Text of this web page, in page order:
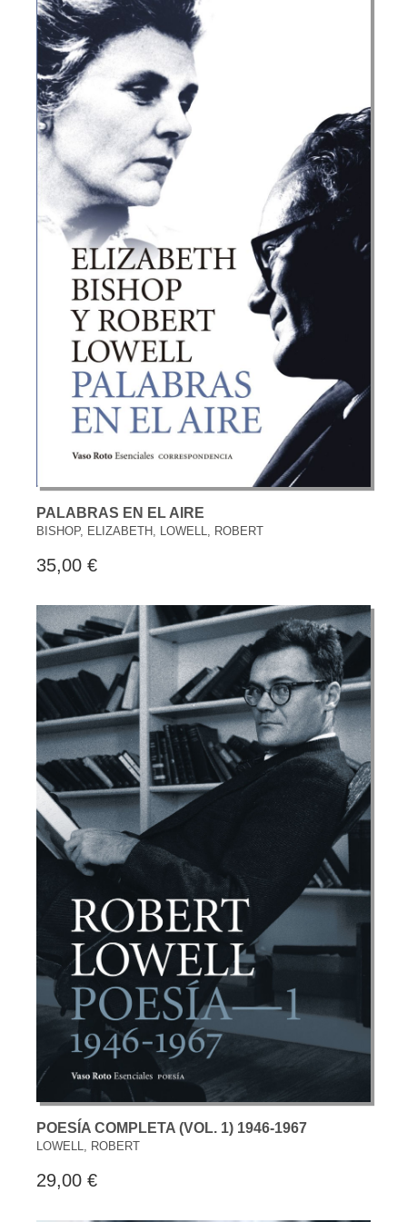
PALABRAS EN EL AIRE
BISHOP, ELIZABETH, LOWELL, ROBERT
35,00 €
POESÍA COMPLETA (VOL. 1) 1946-1967
LOWELL, ROBERT
29,00 €